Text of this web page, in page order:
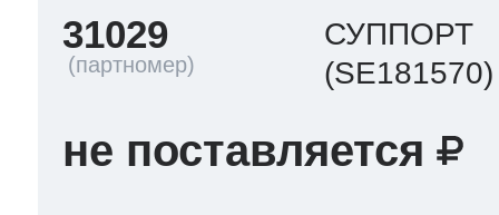
31029
СУППОРТ
(SE181570)
не поставляется